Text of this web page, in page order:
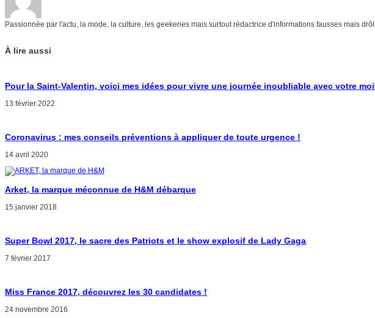
Passionnée par l'actu, la mode, la culture, les geekeries mais surtout rédactrice d'informations fausses mais
À lire aussi
Pour la Saint-Valentin, voici mes idées pour vivre une journée inoubliable avec votre
13 février 2022
Coronavirus : mes conseils préventions à appliquer de toute urgence !
14 avril 2020
Arket, la marque méconnue de H&M débarque
15 janvier 2018
Super Bowl 2017, le sacre des Patriots et le show explosif de Lady Gaga
7 février 2017
Miss France 2017, découvrez les 30 candidates !
24 novembre 2016